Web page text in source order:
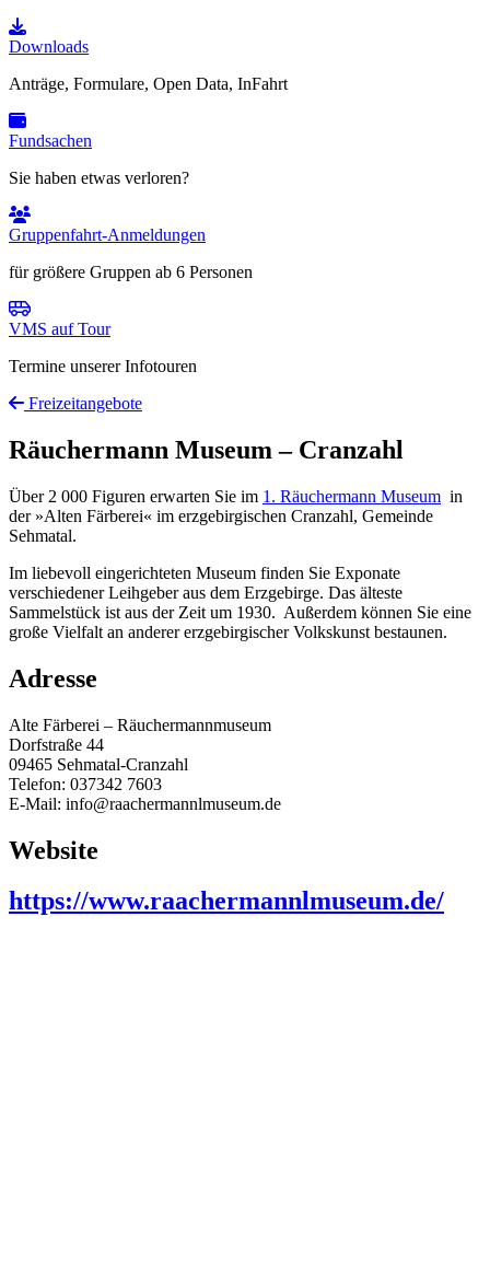
Downloads
Anträge, Formulare, Open Data, InFahrt
Fundsachen
Sie haben etwas verloren?
Gruppenfahrt-Anmeldungen
für größere Gruppen ab 6 Personen
VMS auf Tour
Termine unserer Infotouren
Freizeitangebote
Räuchermann Museum – Cranzahl
Über 2 000 Figuren erwarten Sie im 1. Räuchermann Museum in
der »Alten Färberei« im erzgebirgischen Cranzahl, Gemeinde
Sehmatal.
Im liebevoll eingerichteten Museum finden Sie Exponate
verschiedener Leihgeber aus dem Erzgebirge. Das älteste
Sammelstück ist aus der Zeit um 1930. Außerdem können Sie eine
große Vielfalt an anderer erzgebirgischer Volkskunst bestaunen.
Adresse
Alte Färberei – Räuchermannmuseum
Dorfstraße 44
09465 Sehmatal-Cranzahl
Telefon: 037342 7603
E-Mail: info@raachermannlmuseum.de
Website
https://www.raachermannlmuseum.de/